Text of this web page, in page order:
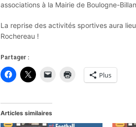
associations à la Mairie de Boulogne-
La reprise des activités sportives aura
Rochereau !
Partager :
Plus
Articles similaires